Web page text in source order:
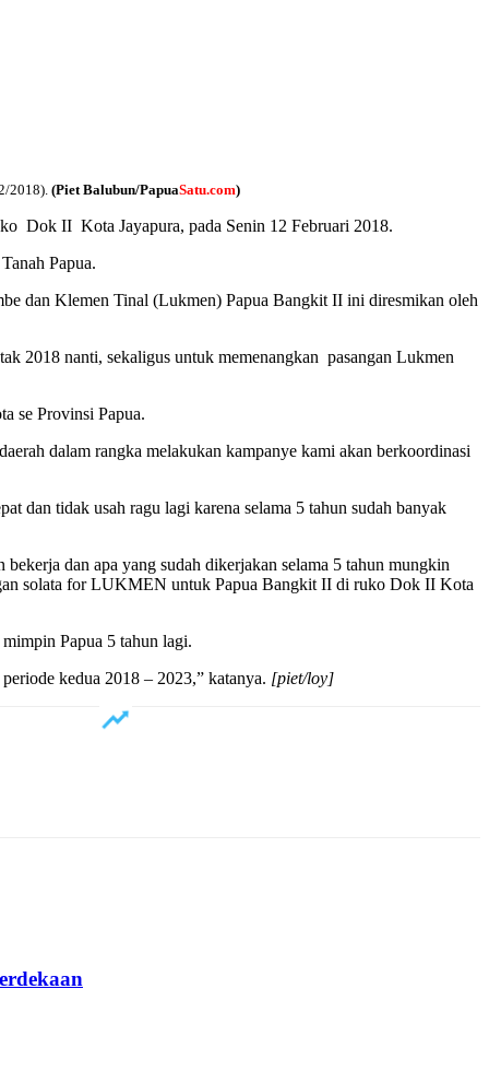
2018). (Piet Balubun/PapuaSatu.com)
Dok II Kota Jayapura, pada Senin 12 Februari 2018.
Papua.
dan Klemen Tinal (Lukmen) Papua Bangkit II ini diresmikan oleh
2018 nanti, sekaligus untuk memenangkan pasangan Lukmen
se Provinsi Papua.
dalam rangka melakukan kampanye kami akan berkoordinasi
dan tidak usah ragu lagi karena selama 5 tahun sudah banyak
dan apa yang sudah dikerjakan selama 5 tahun mungkin
solata for LUKMEN untuk Papua Bangkit II di ruko Dok II Kota
Papua 5 tahun lagi.
kedua 2018 – 2023,” katanya. [piet/loy]